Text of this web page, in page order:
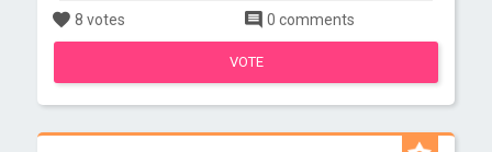
8 votes 0 comments
VOTE